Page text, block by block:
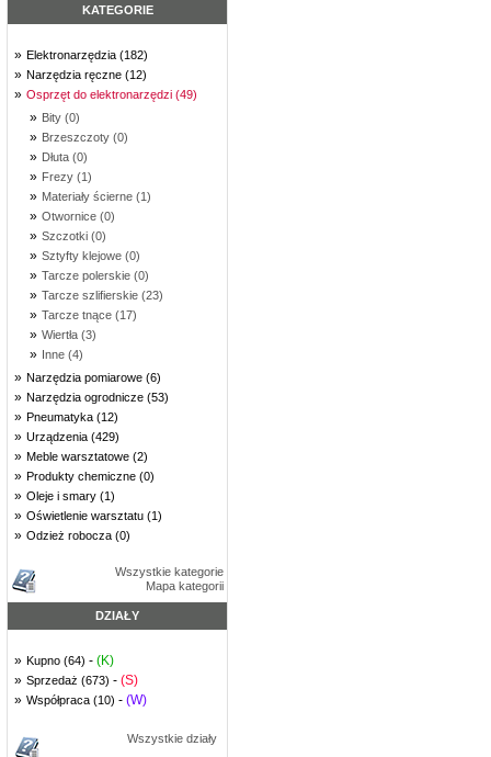
KATEGORIE
» Elektronarzędzia (182)
» Narzędzia ręczne (12)
» Osprzęt do elektronarzędzi (49)
» Bity (0)
» Brzeszczoty (0)
» Dłuta (0)
» Frezy (1)
» Materiały ścierne (1)
» Otwornice (0)
» Szczotki (0)
» Sztyfty klejowe (0)
» Tarcze polerskie (0)
» Tarcze szlifierskie (23)
» Tarcze tnące (17)
» Wiertła (3)
» Inne (4)
» Narzędzia pomiarowe (6)
» Narzędzia ogrodnicze (53)
» Pneumatyka (12)
» Urządzenia (429)
» Meble warsztatowe (2)
» Produkty chemiczne (0)
» Oleje i smary (1)
» Oświetlenie warsztatu (1)
» Odzież robocza (0)
Wszystkie kategorie
Mapa kategorii
DZIAŁY
» Kupno (64) - (K)
» Sprzedaż (673) - (S)
» Współpraca (10) - (W)
Wszystkie działy